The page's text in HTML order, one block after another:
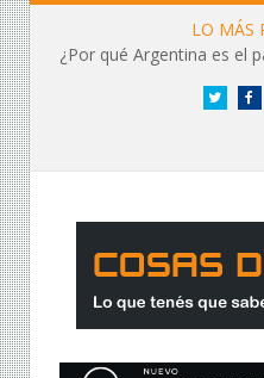
LO MÁS
¿Por qué Argentina es el
Twitter